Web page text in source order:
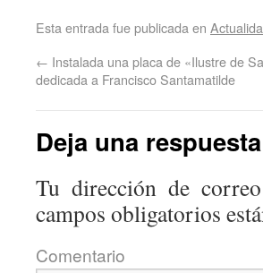
Esta entrada fue publicada en
← Instalada una placa de «Ilustre de
dedicada a Francisco Santamatilde
Deja una respuesta
Tu dirección de
campos obligatorios